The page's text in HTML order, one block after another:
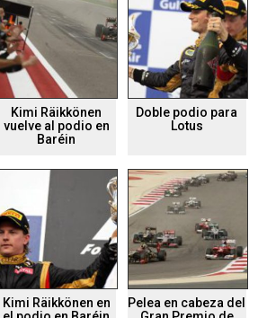
Kimi Räikkönen
vuelve al podio en
Baréin
Doble podio para
Lotus
Kimi Räikkönen en
Pelea en cabeza del